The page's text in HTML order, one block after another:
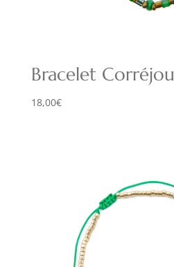
Bracelet Corréjou
18,00€